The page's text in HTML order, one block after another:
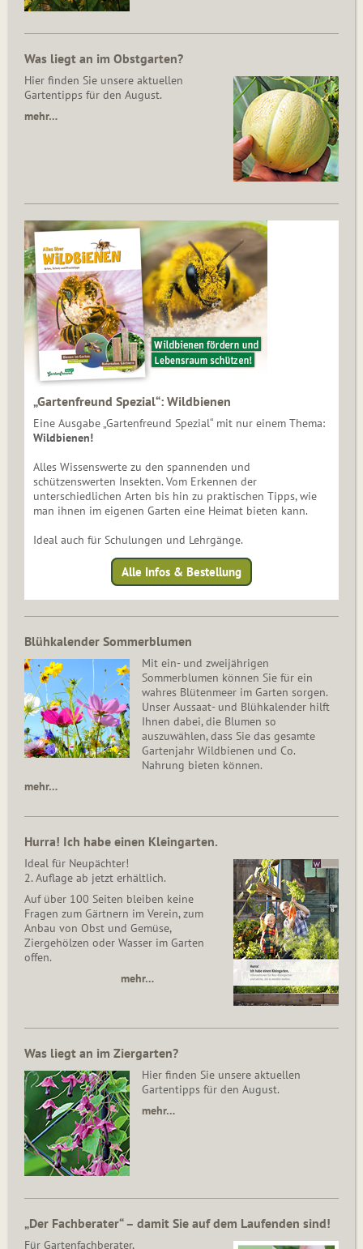
Was liegt an im Obstgarten?
Hier finden Sie unsere aktuellen
Gartentipps für den August.
mehr…
„Gartenfreund Spezial“: Wildbienen
Eine Ausgabe „Gartenfreund Spezial“ mit nur einem Thema:
Wildbienen!
Alles Wissenswerte zu den spannenden und
schützenswerten Insekten. Vom Erkennen der
unterschiedlichen Arten bis hin zu praktischen Tipps, wie
man ihnen im eigenen Garten eine Heimat bieten kann.
Ideal auch für Schulungen und Lehrgänge.
Alle Infos & Bestellung
Blühkalender Sommerblumen
Mit ein- und zweijährigen
Sommerblumen können Sie für ein
wahres Blütenmeer im Garten sorgen.
Unser Aussaat- und Blühkalender hilft
Ihnen dabei, die Blumen so
auszuwählen, dass Sie das gesamte
Gartenjahr Wildbienen und Co.
Nahrung bieten können.
mehr…
Hurra! Ich habe einen Kleingarten.
Ideal für Neupächter!
2. Auflage ab jetzt erhältlich.
Auf über 100 Seiten bleiben keine
Fragen zum Gärtnern im Verein, zum
Anbau von Obst und Gemüse,
Ziergehölzen oder Wasser im Garten
offen.
mehr…
Was liegt an im Ziergarten?
Hier finden Sie unsere aktuellen
Gartentipps für den August.
mehr…
„Der Fachberater“ – damit Sie auf dem Laufenden sind!
Für Gartenfachberater,